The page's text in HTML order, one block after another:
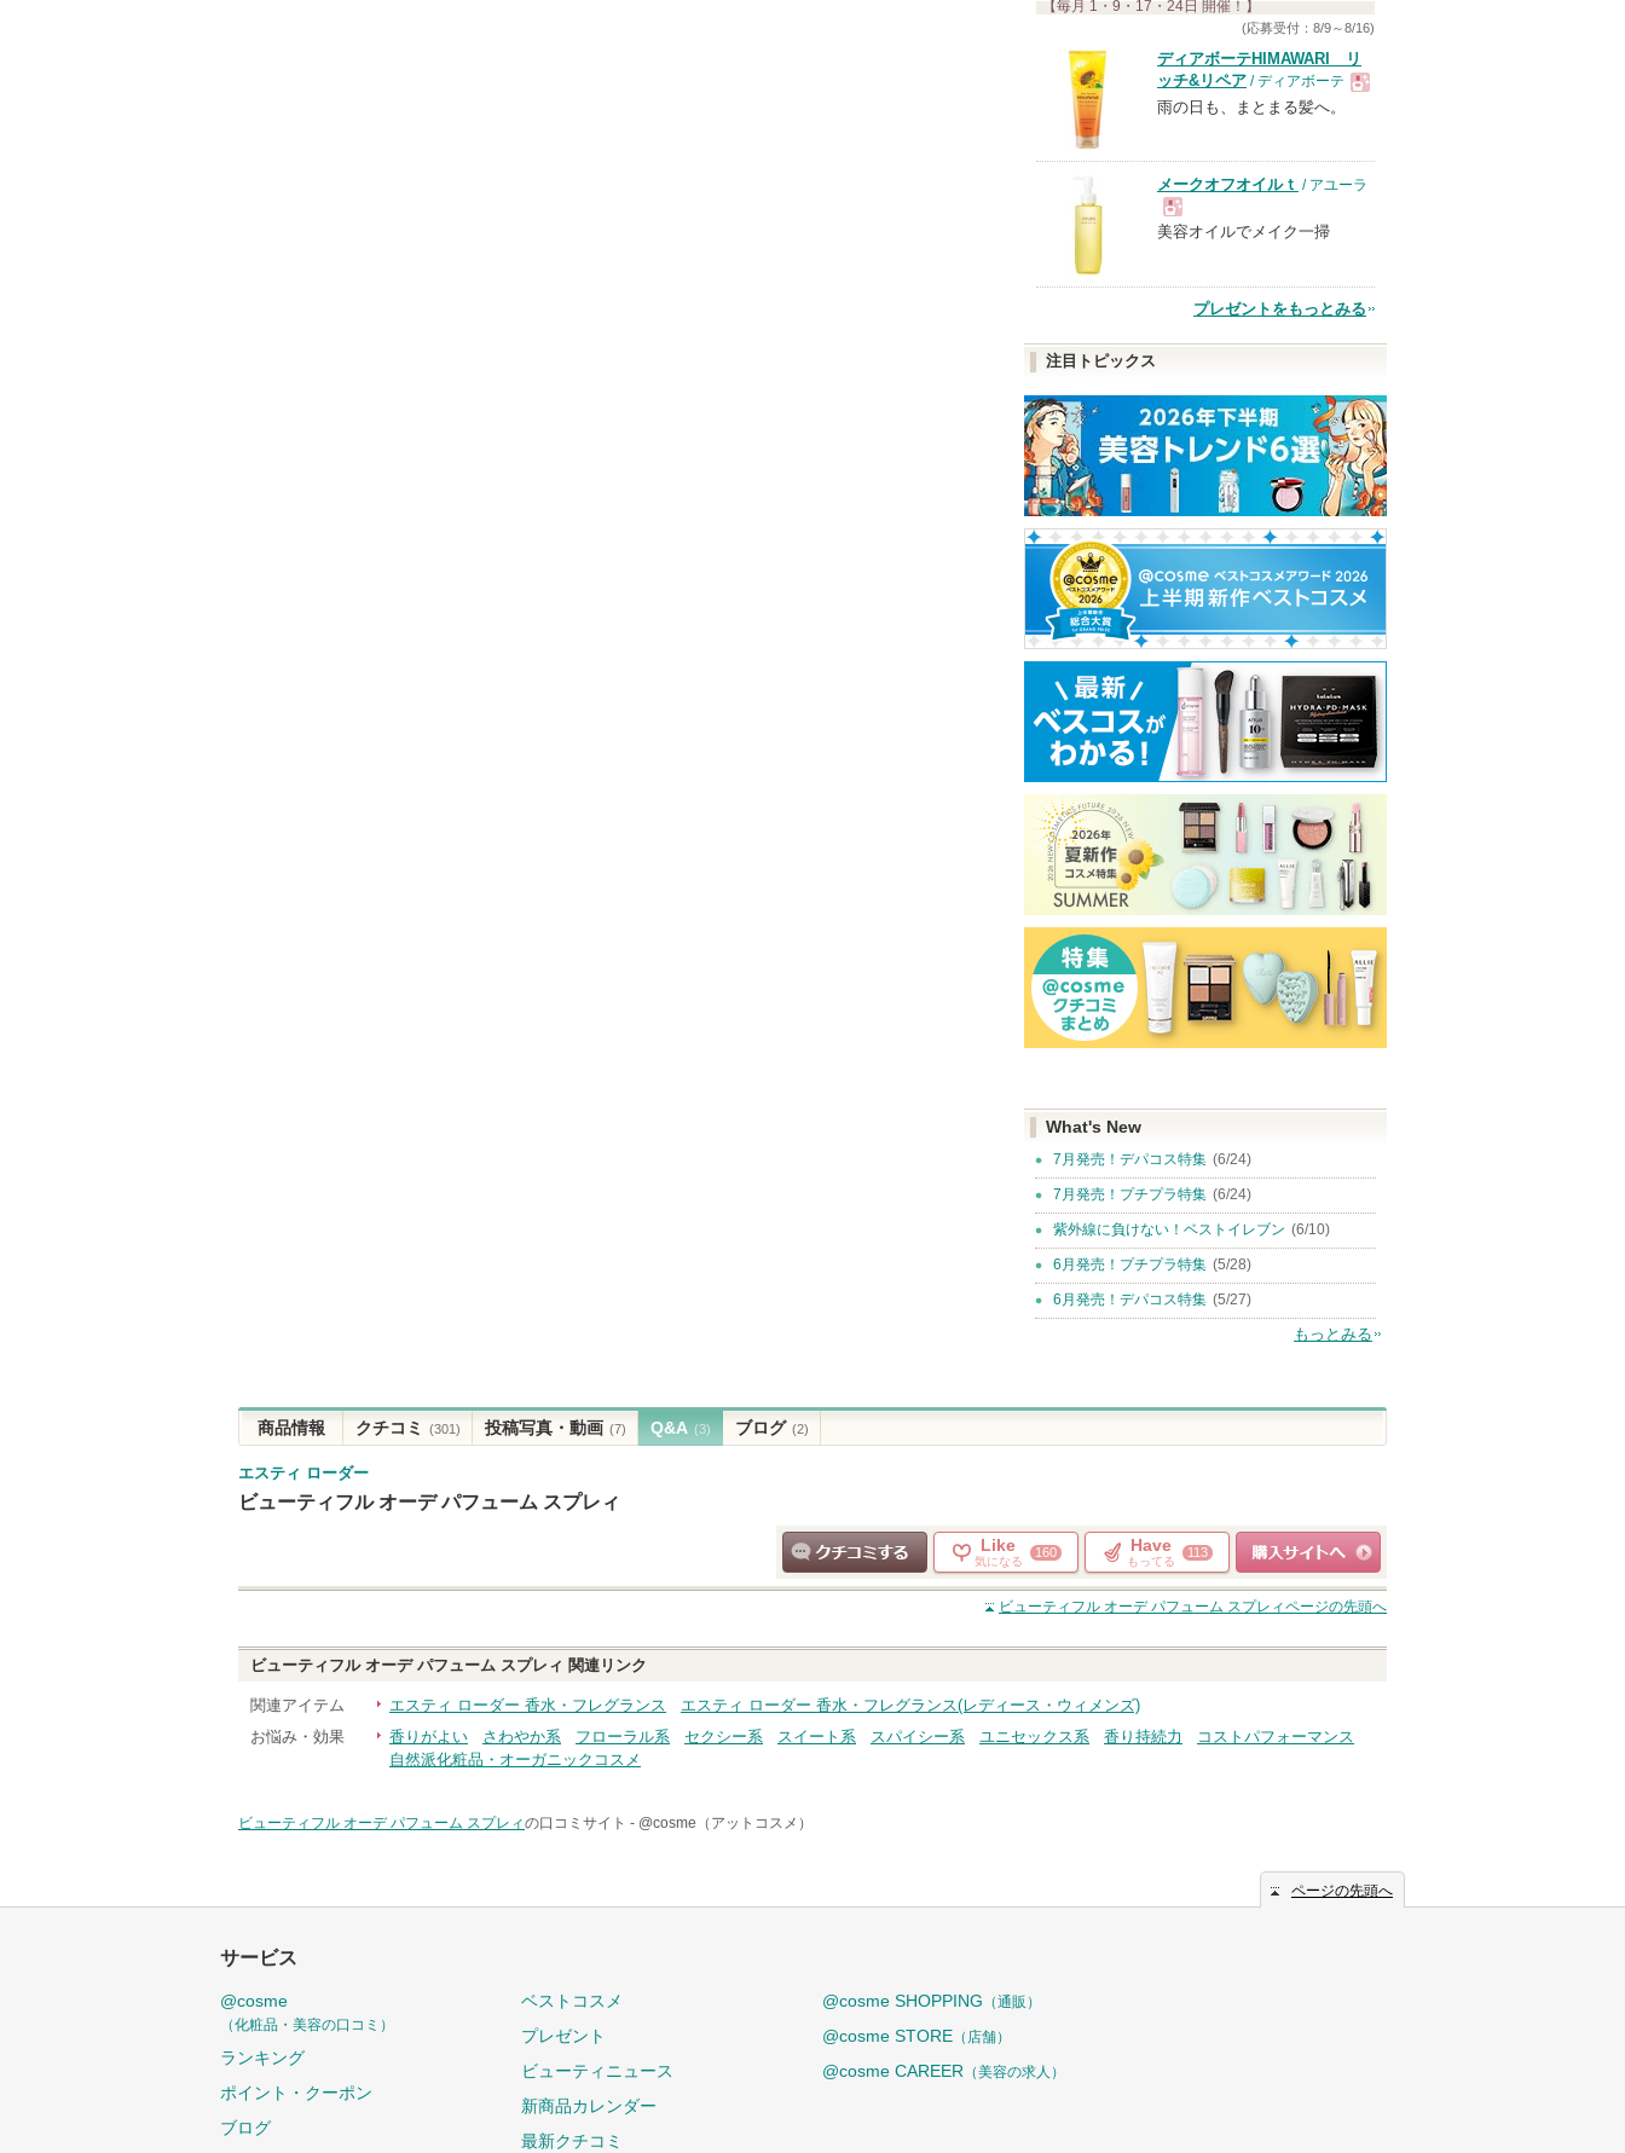
す
【毎月 1・9・17・24日 開催！】
(応募受付：8/9～8/16)
ディアボーテHIMAWARI リ
ッチ&リペア / ディアボーテ
品
雨の日も、まとまる髪へ。
メークオフオイルｔ / アユーラ
現
美容オイルでメイク一掃
プレゼントをもっとみる
注目トピックス
What's New
7月発売！デパコス特集 (6/24)
7月発売！プチプラ特集 (6/24)
紫外線に負けない！ベストイレブン (6/10)
6月発売！プチプラ特集 (5/28)
6月発売！デパコス特集 (5/27)
もっとみる
商品情報 クチコミ (301) 投稿写真・動画 (7) Q&A (3) ブログ (2)
エスティ ローダー
ビューティフル オーデ パフューム スプレィ
クチコミする
Like
気になる
160 Have
もってる
113
ショッピングサイト
へ
ビューティフル オーデ パフューム スプレィページの先頭へ
ビューティフル オーデ パフューム スプレィ 関連リンク
関連アイテム エスティ ローダー 香水・フレグランス
エスティ ローダー 香水・フレグランス(レディース・ウィメンズ)
お悩み・効果
香りがよい さわやか系 フローラル系 セクシー系 スイート系 スパイシー系 ユニセックス系 香り持続力
コストパフォーマンス
自然派化粧品・オーガニックコスメ
ビューティフル オーデ パフューム スプレィの口コミサイト - @cosme（アットコスメ）
ページの先頭へ
サービス
@cosme
（化粧品・美容の口コミ）
ランキング
ポイント・クーポン
ブログ
ベストコスメ
プレゼント
ビューティニュース
新商品カレンダー
最新クチコミ
@cosme SHOPPING （通販）
@cosme STORE （店舗）
@cosme CAREER （美容の求人）